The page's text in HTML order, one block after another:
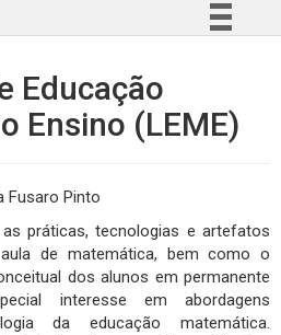
Comunica BR
Participe
Educação
Ensino (LEME)
Fusaro Pinto
práticas, tecnologias e artefatos
de matemática, bem como o
dos alunos em permanente
interesse em abordagens
da educação matemática.